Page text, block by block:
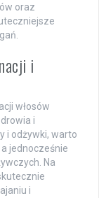
oraz
i
włosów
i
i odżywki, warto
jednocześnie
Na
i